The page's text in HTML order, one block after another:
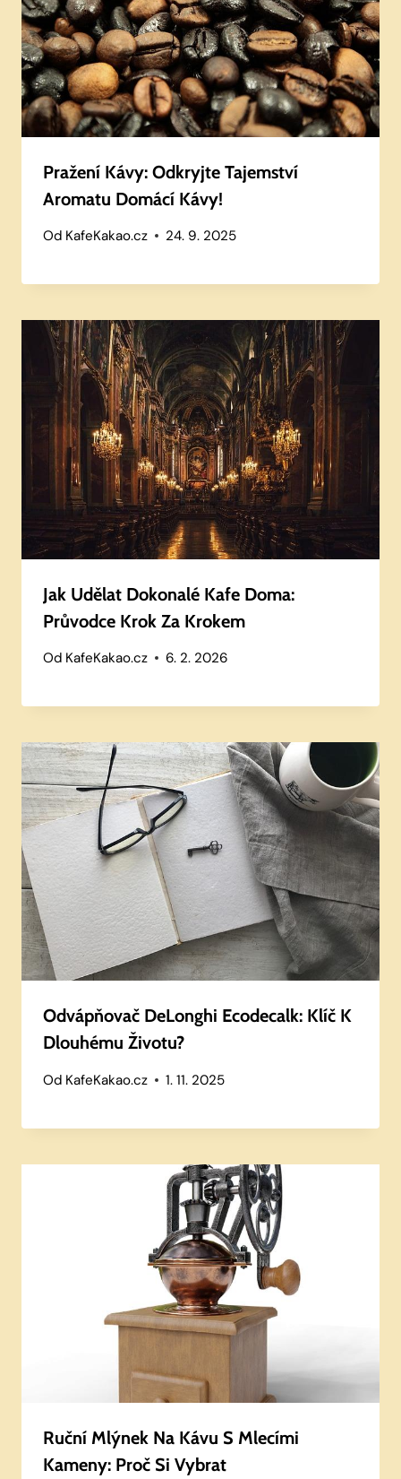
Pražení Kávy: Odkryjte Tajemství
Aromatu Domácí Kávy!
Od KafeKakao.cz 24. 9. 2025
Jak Udělat Dokonalé Kafe Doma:
Průvodce Krok Za Krokem
Od KafeKakao.cz 6. 2. 2026
Odvápňovač DeLonghi Ecodecalk: Klíč K
Dlouhému Životu?
Od KafeKakao.cz 1. 11. 2025
Ruční Mlýnek Na Kávu S Mlecími
Kameny: Proč Si Vybrat